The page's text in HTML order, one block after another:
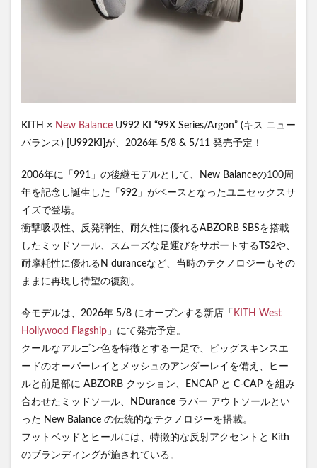
KITH × New Balance U992 KI “99X Series/Argon” (キス ニュー
バランス) [U992KI]が、2026年 5/8 & 5/11 発売予定！
2006年に「991」の後継モデルとして、New Balanceの100周
年を記念し誕生した「992」がベースとなったユニセックスサ
イズで登場。
衝撃吸収性、反発弾性、耐久性に優れるABZORB SBSを搭載
したミッドソール、スムーズな足運びをサポートするTS2や、
耐摩耗性に優れるN duranceなど、当時のテクノロジーもその
ままに再現し待望の復刻。
今モデルは、2026年 5/8 にオープンする新店「 KITH West
Hollywood Flagship 」にて発売予定。
クールなアルゴン色を特徴とする一足で、ピッグスキンスエ
ードのオーバーレイとメッシュのアンダーレイを備え、ヒー
ルと前足部に ABZORB クッション、ENCAP と C-CAP を組み
合わせたミッドソール、NDurance ラバー アウトソールとい
った New Balance の伝統的なテクノロジーを搭載。
フットベッドとヒールには、特徴的な反射アクセントと Kith
のブランディングが施されている。